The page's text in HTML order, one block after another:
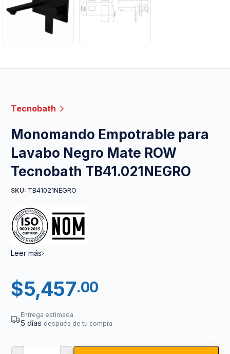
Tecnobath
Monomando Empotrable para
Lavabo Negro Mate ROW
Tecnobath TB41.021NEGRO
SKU: TB41021NEGRO
Leer más
$5,457.00
Entrega estimada
5 días después de tu compra